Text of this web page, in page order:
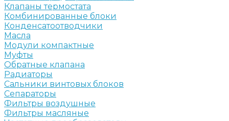
Клапаны термостата
Комбинированные блоки
Конденсатоотводчики
Масла
Модули компактные
Муфты
Обратные клапана
Радиаторы
Сальники винтовых блоков
Сепараторы
Фильтры воздушные
Фильтры масляные